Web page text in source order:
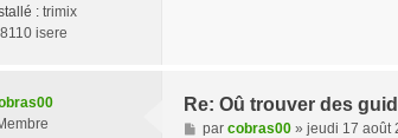
: trimix
isere
Re: Oû trouver des
M
par cobras00» jeudi 17 août